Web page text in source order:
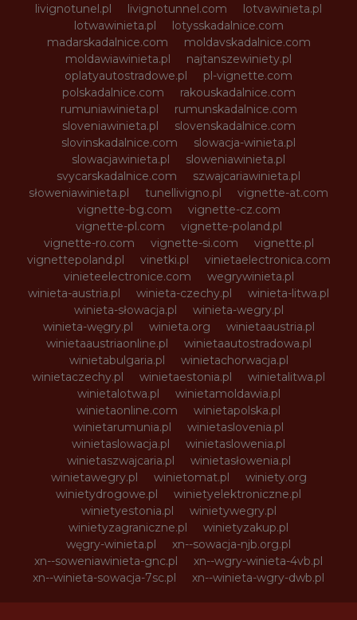
livignotunel.pl
livignotunnel.com
lotvawinieta.pl
lotwawinieta.pl
lotysskadalnice.com
madarskadalnice.com
moldavskadalnice.com
moldawiawinieta.pl
najtanszewiniety.pl
oplatyautostradowe.pl
pl-vignette.com
polskadalnice.com
rakouskadalnice.com
rumuniawinieta.pl
rumunskadalnice.com
sloveniawinieta.pl
slovenskadalnice.com
slovinskadalnice.com
slowacja-winieta.pl
slowacjawinieta.pl
sloweniawinieta.pl
svycarskadalnice.com
szwajcariawinieta.pl
słoweniawinieta.pl
tunellivigno.pl
vignette-at.com
vignette-bg.com
vignette-cz.com
vignette-pl.com
vignette-poland.pl
vignette-ro.com
vignette-si.com
vignette.pl
vignettepoland.pl
vinetki.pl
vinietaelectronica.com
vinieteelectronice.com
wegrywinieta.pl
winieta-austria.pl
winieta-czechy.pl
winieta-litwa.pl
winieta-słowacja.pl
winieta-wegry.pl
winieta-węgry.pl
winieta.org
winietaaustria.pl
winietaaustriaonline.pl
winietaautostradowa.pl
winietabulgaria.pl
winietachorwacja.pl
winietaczechy.pl
winietaestonia.pl
winietalitwa.pl
winietalotwa.pl
winietamoldawia.pl
winietaonline.com
winietapolska.pl
winietarumunia.pl
winietaslovenia.pl
winietaslowacja.pl
winietaslowenia.pl
winietaszwajcaria.pl
winietasłowenia.pl
winietawegry.pl
winietomat.pl
winiety.org
winietydrogowe.pl
winietyelektroniczne.pl
winietyestonia.pl
winietywegry.pl
winietyzagraniczne.pl
winietyzakup.pl
węgry-winieta.pl
xn--sowacja-njb.org.pl
xn--soweniawinieta-gnc.pl
xn--wgry-winieta-4vb.pl
xn--winieta-sowacja-7sc.pl
xn--winieta-wgry-dwb.pl